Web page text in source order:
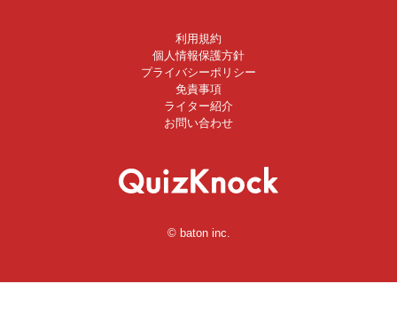
利用規約
個人情報保護方針
プライバシーポリシー
免責事項
ライター紹介
お問い合わせ
© baton inc.